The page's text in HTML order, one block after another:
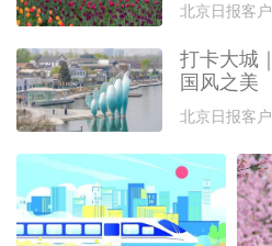
北京日报客
打卡大城
国风之美
北京日报客